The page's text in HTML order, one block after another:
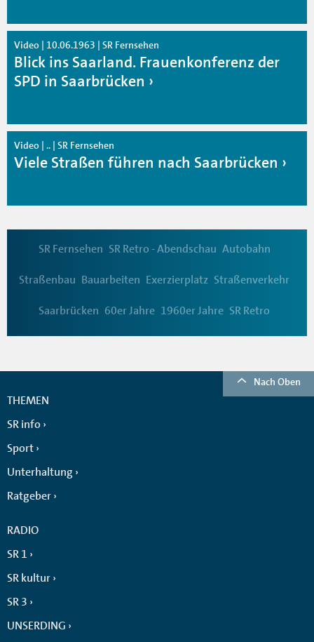
Video | 10.06.1963 | SR Fernsehen
Blick ins Saarland. Frauenkonferenz der
SPD in Saarbrücken
Video | .. | SR Fernsehen
Viele Straßen führen nach Saarbrücken
SR Fernsehen SR Retro - Abendschau Autobahn
Straßenbau Bauarbeiten Exerzierplatz Straßenverkehr
Saarbrücken 60er Jahre 1960er Jahre SR Retro
Nach Oben
THEMEN
SR info
Sport
Unterhaltung
Ratgeber
RADIO
SR 1
SR kultur
SR 3
UNSERDING